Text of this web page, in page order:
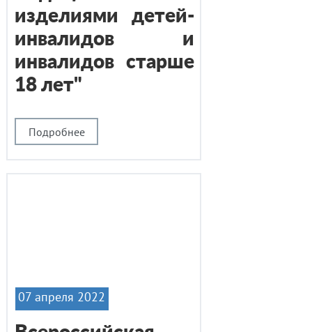
Подробнее
изделиями детей-
инвалидов и
инвалидов старше
18 лет"
07 апреля 2022